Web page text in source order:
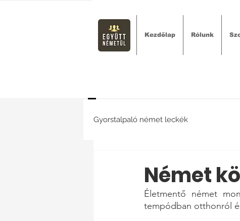
Kezdőlap Rólunk
Gyorstalpaló német leckék
Német
Életmentő német
tempódban otthonról